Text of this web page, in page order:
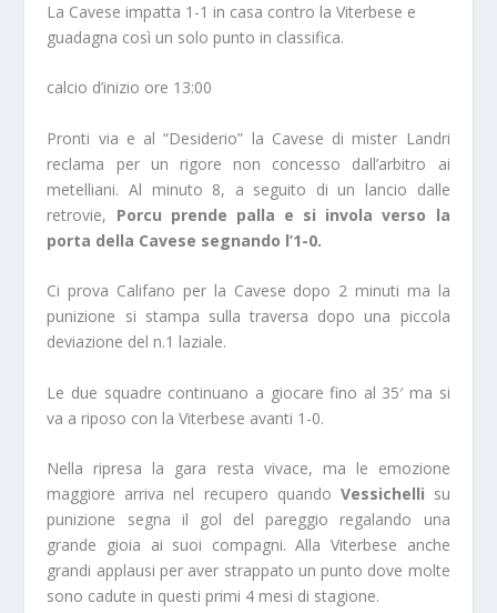
La Cavese impatta 1-1 in casa contro la Viterbese e
guadagna così un solo punto in classifica.
calcio d’inizio ore 13:00
Pronti via e al “Desiderio” la Cavese di mister Landri
reclama per un rigore non concesso dall’arbitro ai
metelliani. Al minuto 8, a seguito di un lancio dalle
retrovie, Porcu prende palla e si invola verso la
porta della Cavese segnando l’1-0.
Ci prova Califano per la Cavese dopo 2 minuti ma la
punizione si stampa sulla traversa dopo una piccola
deviazione del n.1 laziale.
Le due squadre continuano a giocare fino al 35′ ma si
va a riposo con la Viterbese avanti 1-0.
Nella ripresa la gara resta vivace, ma le emozione
maggiore arriva nel recupero quando Vessichelli su
punizione segna il gol del pareggio regalando una
grande gioia ai suoi compagni. Alla Viterbese anche
grandi applausi per aver strappato un punto dove molte
sono cadute in questi primi 4 mesi di stagione.